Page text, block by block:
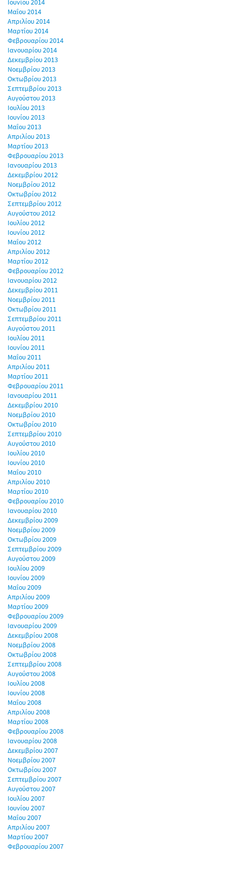
Ιουνίου 2014
Μαΐου 2014
Απριλίου 2014
Μαρτίου 2014
Φεβρουαρίου 2014
Ιανουαρίου 2014
Δεκεμβρίου 2013
Νοεμβρίου 2013
Οκτωβρίου 2013
Σεπτεμβρίου 2013
Αυγούστου 2013
Ιουλίου 2013
Ιουνίου 2013
Μαΐου 2013
Απριλίου 2013
Μαρτίου 2013
Φεβρουαρίου 2013
Ιανουαρίου 2013
Δεκεμβρίου 2012
Νοεμβρίου 2012
Οκτωβρίου 2012
Σεπτεμβρίου 2012
Αυγούστου 2012
Ιουλίου 2012
Ιουνίου 2012
Μαΐου 2012
Απριλίου 2012
Μαρτίου 2012
Φεβρουαρίου 2012
Ιανουαρίου 2012
Δεκεμβρίου 2011
Νοεμβρίου 2011
Οκτωβρίου 2011
Σεπτεμβρίου 2011
Αυγούστου 2011
Ιουλίου 2011
Ιουνίου 2011
Μαΐου 2011
Απριλίου 2011
Μαρτίου 2011
Φεβρουαρίου 2011
Ιανουαρίου 2011
Δεκεμβρίου 2010
Νοεμβρίου 2010
Οκτωβρίου 2010
Σεπτεμβρίου 2010
Αυγούστου 2010
Ιουλίου 2010
Ιουνίου 2010
Μαΐου 2010
Απριλίου 2010
Μαρτίου 2010
Φεβρουαρίου 2010
Ιανουαρίου 2010
Δεκεμβρίου 2009
Νοεμβρίου 2009
Οκτωβρίου 2009
Σεπτεμβρίου 2009
Αυγούστου 2009
Ιουλίου 2009
Ιουνίου 2009
Μαΐου 2009
Απριλίου 2009
Μαρτίου 2009
Φεβρουαρίου 2009
Ιανουαρίου 2009
Δεκεμβρίου 2008
Νοεμβρίου 2008
Οκτωβρίου 2008
Σεπτεμβρίου 2008
Αυγούστου 2008
Ιουλίου 2008
Ιουνίου 2008
Μαΐου 2008
Απριλίου 2008
Μαρτίου 2008
Φεβρουαρίου 2008
Ιανουαρίου 2008
Δεκεμβρίου 2007
Νοεμβρίου 2007
Οκτωβρίου 2007
Σεπτεμβρίου 2007
Αυγούστου 2007
Ιουλίου 2007
Ιουνίου 2007
Μαΐου 2007
Απριλίου 2007
Μαρτίου 2007
Φεβρουαρίου 2007